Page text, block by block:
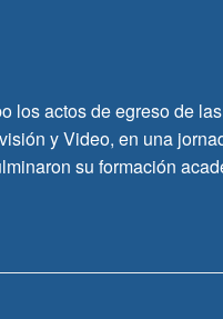
los actos de egreso de
y Video, en una
su formación